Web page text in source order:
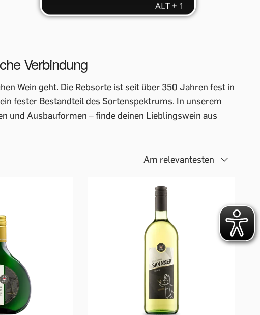
Verbindung
Wein geht. Die Rebsorte ist seit über 350 Jahren fest in
fester Bestandteil des Sortenspektrums. In unserem
und Ausbauformen – finde deinen Lieblingswein aus
Am relevantesten